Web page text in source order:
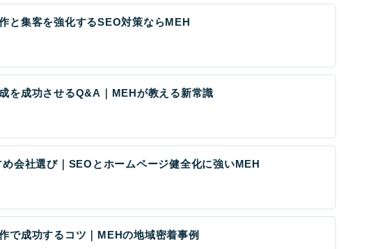
と集客を強化するSEO対策ならMEH
を成功させるQ&A｜MEHが教える新常識
会社選び｜SEOとホームページ健全化に強いMEH
で成功するコツ｜MEHの地域密着事例